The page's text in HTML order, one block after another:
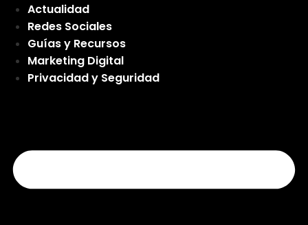
Actualidad
Redes Sociales
Guías y Recursos
Marketing Digital
Privacidad y Seguridad